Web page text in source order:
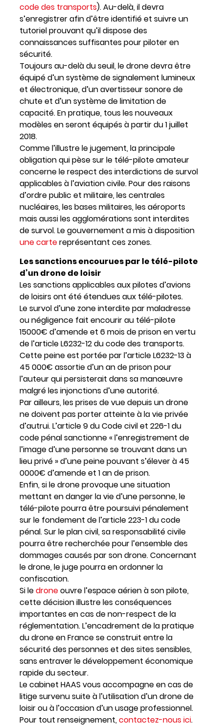
code des transports). Au-delà, il devra
s’enregistrer afin d’être identifié et suivre un
tutoriel prouvant qu’il dispose des
connaissances suffisantes pour piloter en
sécurité.
Toujours au-delà du seuil, le drone devra être
équipé d’un système de signalement lumineux
et électronique, d’un avertisseur sonore de
chute et d’un système de limitation de
capacité. En pratique, tous les nouveaux
modèles en seront équipés à partir du 1 juillet
2018.
Comme l’illustre le jugement, la principale
obligation qui pèse sur le télé-pilote amateur
concerne le respect des interdictions de survol
applicables à l’aviation civile. Pour des raisons
d’ordre public et militaire, les centrales
nucléaires, les bases militaires, les aéroports
mais aussi les agglomérations sont interdites
de survol. Le gouvernement a mis à disposition
une cartereprésentant ces zones.
Les sanctions encourues par le télé-pilote
d’un drone de loisir
Les sanctions applicables aux pilotes d’avions
de loisirs ont été étendues aux télé-pilotes.
Le survol d’une zone interdite par maladresse
ou négligence fait encourir au télé-pilote
15000€ d’amende et 6 mois de prison en vertu
de l’article L6232-12 du code des transports.
Cette peine est portée par l’article L6232-13 à
45 000€ assortie d’un an de prison pour
l’auteur qui persisterait dans sa manœuvre
malgré les injonctions d’une autorité.
Par ailleurs, les prises de vue depuis un drone
ne doivent pas porter atteinte à la vie privée
d’autrui. L’article 9 du Code civil et 226-1 du
code pénal sanctionne « l’enregistrement de
l’image d’une personne se trouvant dans un
lieu privé » d’une peine pouvant s’élever à 45
0000€ d’amende et 1 an de prison.
Enfin, si le drone provoque une situation
mettant en danger la vie d’une personne, le
télé-pilote pourra être poursuivi pénalement
sur le fondement de l’article 223-1 du code
pénal. Sur le plan civil, sa responsabilité civile
pourra être recherchée pour l’ensemble des
dommages causés par son drone. Concernant
le drone, le juge pourra en ordonner la
confiscation.
Si ledroneouvre l’espace aérien à son pilote,
cette décision illustre les conséquences
importantes en cas de non-respect de la
réglementation. L’encadrement de la pratique
du drone en France se construit entre la
sécurité des personnes et des sites sensibles,
sans entraver le développement économique
rapide du secteur.
Le cabinet HAAS vous accompagne en cas de
litige survenu suite à l’utilisation d’un drone de
loisir ou à l’occasion d’un usage professionnel.
Pour tout renseignement, contactez-nous ici.